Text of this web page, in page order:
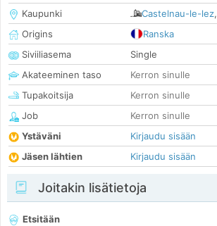
Kaupunki
Castelnau-le-lez,
Origins
Ranska
Siviiliasema
Single
Akateeminen taso
Kerron sinulle
Tupakoitsija
Kerron sinulle
Job
Kerron sinulle
Ystäväni
Kirjaudu sisään
Jäsen lähtien
Kirjaudu sisään
Joitakin lisätietoja
Etsitään